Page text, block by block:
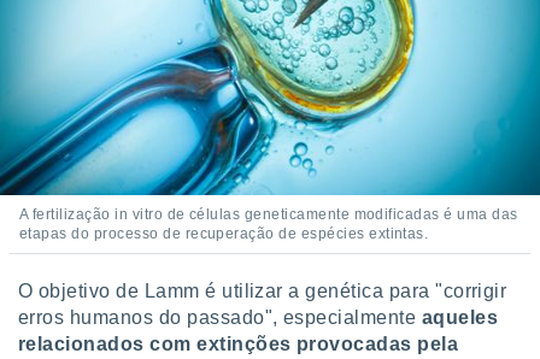
através
e
de
A fertilização in vitro de células geneticamente modificadas é uma das
etapas do processo de recuperação de espécies extintas.
O objetivo de Lamm é utilizar a genética para "corrigir
erros humanos do passado", especialmente aqueles
relacionados com extinções provocadas pela